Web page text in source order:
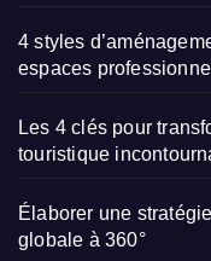
4 styles
espaces
Les 4 clés pour
touristique
Élaborer une
globale à 360°